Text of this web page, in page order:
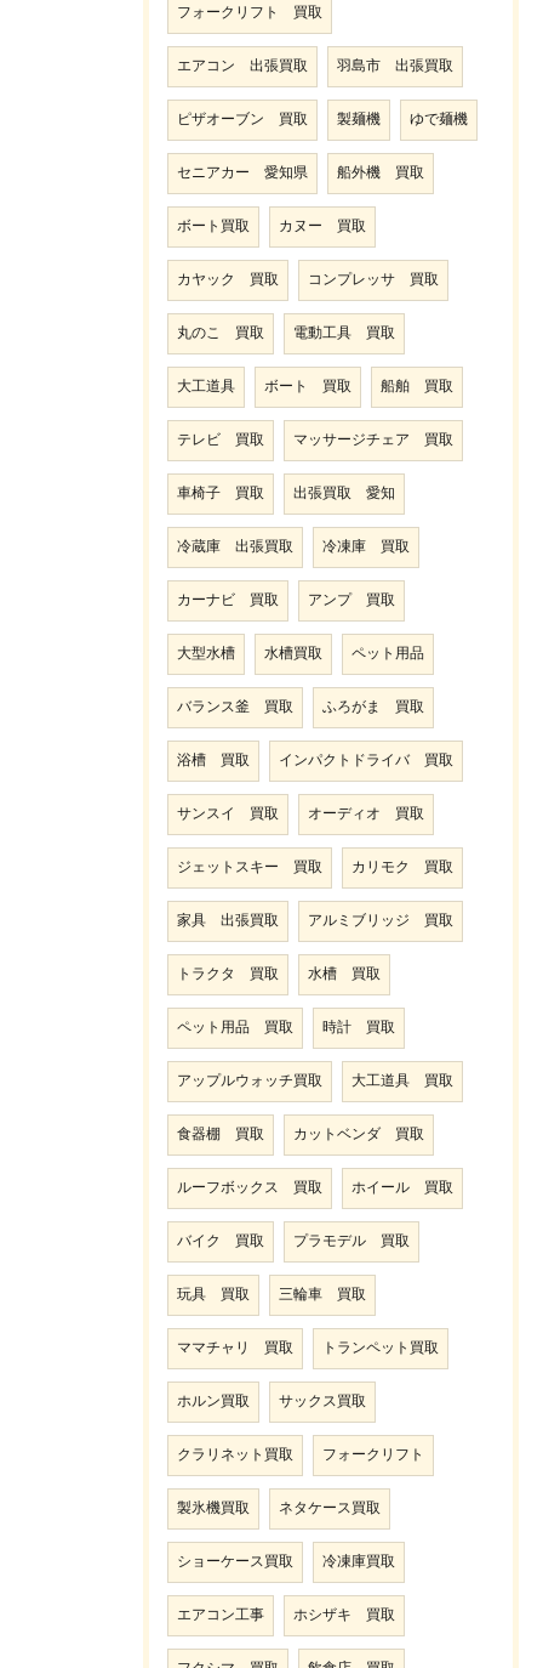
フォークリフト 買取
エアコン 出張買取 羽島市 出張買取
ピザオーブン 買取 製麺機 ゆで麺機
セニアカー 愛知県 船外機 買取
ボート買取 カヌー 買取
カヤック 買取 コンプレッサ 買取
丸のこ 買取 電動工具 買取
大工道具 ボート 買取 船舶 買取
テレビ 買取 マッサージチェア 買取
車椅子 買取 出張買取 愛知
冷蔵庫 出張買取 冷凍庫 買取
カーナビ 買取 アンプ 買取
大型水槽 水槽買取 ペット用品
バランス釜 買取 ふろがま 買取
浴槽 買取 インパクトドライバ 買取
サンスイ 買取 オーディオ 買取
ジェットスキー 買取 カリモク 買取
家具 出張買取 アルミブリッジ 買取
トラクタ 買取 水槽 買取
ペット用品 買取 時計 買取
アップルウォッチ買取 大工道具 買取
食器棚 買取 カットベンダ 買取
ルーフボックス 買取 ホイール 買取
バイク 買取 プラモデル 買取
玩具 買取 三輪車 買取
ママチャリ 買取 トランペット買取
ホルン買取 サックス買取
クラリネット買取 フォークリフト
製氷機買取 ネタケース買取
ショーケース買取 冷凍庫買取
エアコン工事 ホシザキ 買取